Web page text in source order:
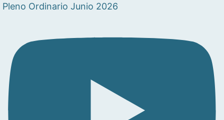
Pleno Ordinario Junio 2026